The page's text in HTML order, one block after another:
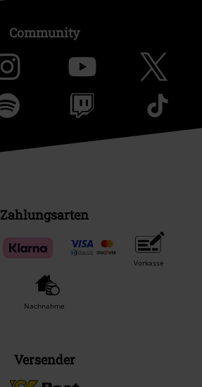
Community
Zahlungsarten
Vorkasse
Nachnahme
Versender